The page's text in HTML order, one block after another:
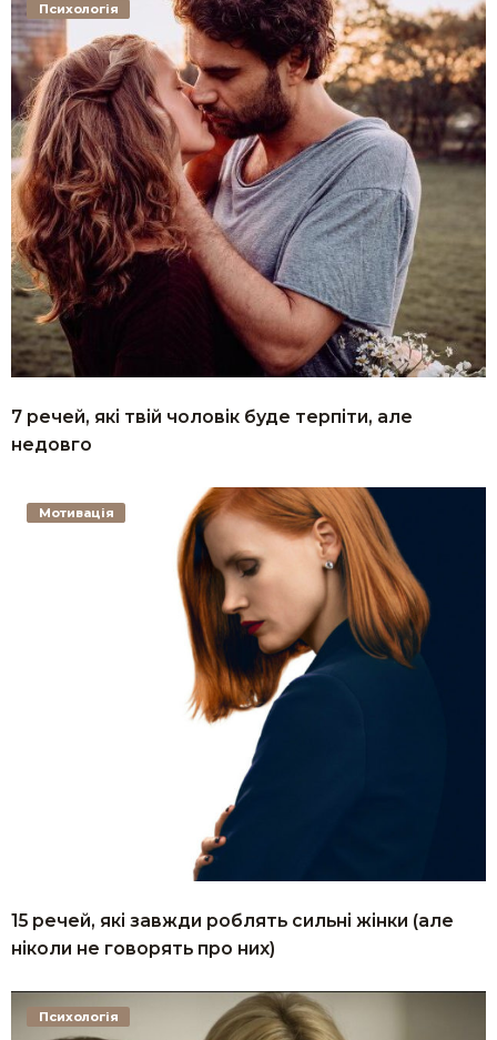
7 речей, які твій чоловік буде терпіти, але
недовго
Психологія
15 речей, які завжди роблять сильні жінки (але
ніколи не говорять про них)
Мотивація
Психологія